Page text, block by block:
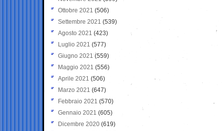
Ottobre 2021 (506)
Settembre 2021 (539)
Agosto 2021 (423)
Luglio 2021 (577)
Giugno 2021(559)
Maggio 2021 (556)
Aprile 2021 (506)
Marzo 2021 (647)
Febbraio 2021 (570)
Gennaio 2021 (605)
Dicembre 2020 (619)